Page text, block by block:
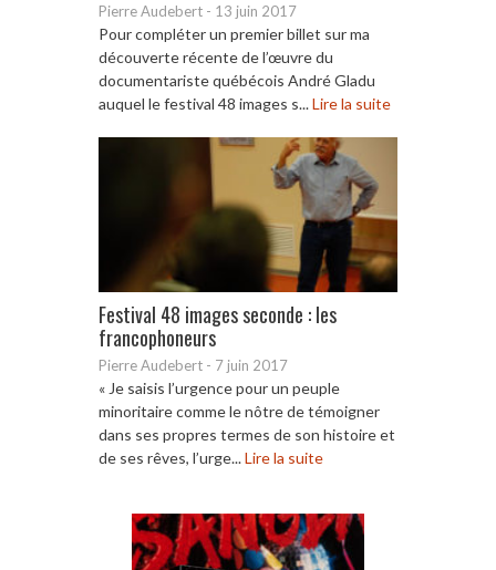
Pierre Audebert - 13 juin 2017
Pour compléter un premier billet sur ma
découverte récente de l’œuvre du
documentariste québécois André Gladu
auquel le festival 48 images s...Lire la suite
Festival 48 images seconde : les
francophoneurs
Pierre Audebert - 7 juin 2017
« Je saisis l’urgence pour un peuple
minoritaire comme le nôtre de témoigner
dans ses propres termes de son histoire et
de ses rêves, l’urge...Lire la suite